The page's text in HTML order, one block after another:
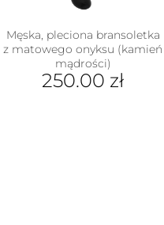
Męska, pleciona bransoletka
z matowego onyksu (kamień
mądrości)
250.00 zł